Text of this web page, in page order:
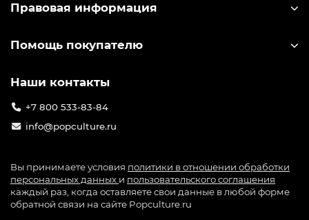
Правовая информация
Помощь покупателю
Наши контакты
+7 800 533-83-84
info@popculture.ru
Вы принимаете условия политики в отношении обработки
персональных данных и пользовательского соглашения
каждый раз, когда оставляете свои данные в любой форме
обратной связи на сайте Popculture.ru